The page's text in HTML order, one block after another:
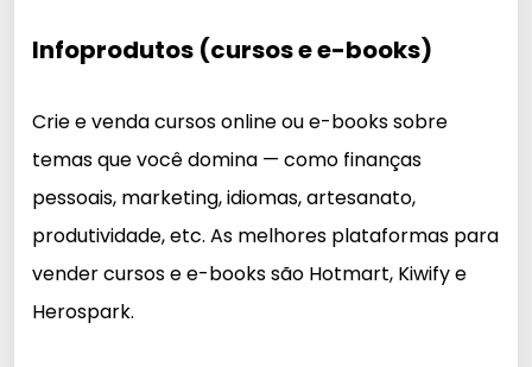
Infoprodutos (cursos e e-books)
Crie e venda cursos online ou e-books sobre
temas que você domina — como finanças
pessoais, marketing, idiomas, artesanato,
produtividade, etc. As melhores plataformas para
vender cursos e e-books são Hotmart, Kiwify e
Herospark.